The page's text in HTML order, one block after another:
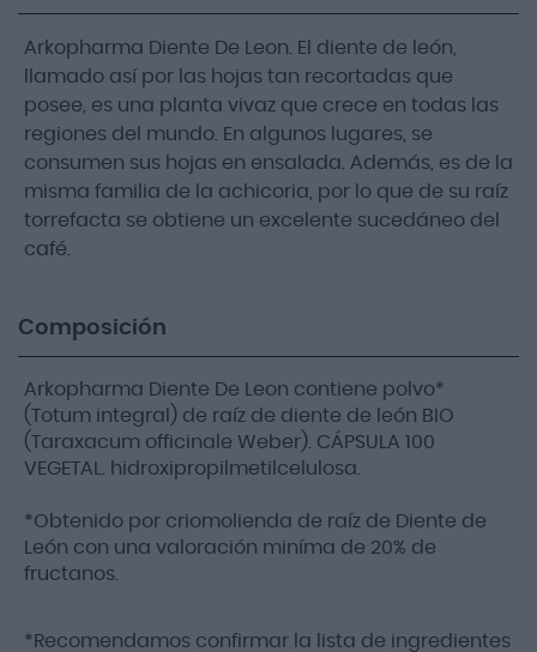
Arkopharma Diente De Leon. El diente de león,
llamado así por las hojas tan recortadas que
posee, es una planta vivaz que crece en todas las
regiones del mundo. En algunos lugares, se
consumen sus hojas en ensalada. Además, es de la
misma familia de la achicoria, por lo que de su raíz
torrefacta se obtiene un excelente sucedáneo del
café.
Composición
Arkopharma Diente De Leon contiene polvo*
(Totum integral) de raíz de diente de león BIO
(Taraxacum officinale Weber). CÁPSULA 100
VEGETAL. hidroxipropilmetilcelulosa.
*Obtenido por criomolienda de raíz de Diente de
León con una valoración miníma de 20% de
fructanos.
*Recomendamos confirmar la lista de ingredientes